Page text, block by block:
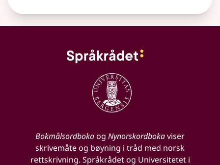
Bokmålsordbokaog Nynorskordbokaviser
skrivemåte og bøyning i tråd med norsk
rettskrivning. Språkrådet og Universitetet i